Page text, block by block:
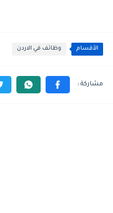
الأقسام وظائف في الاردن